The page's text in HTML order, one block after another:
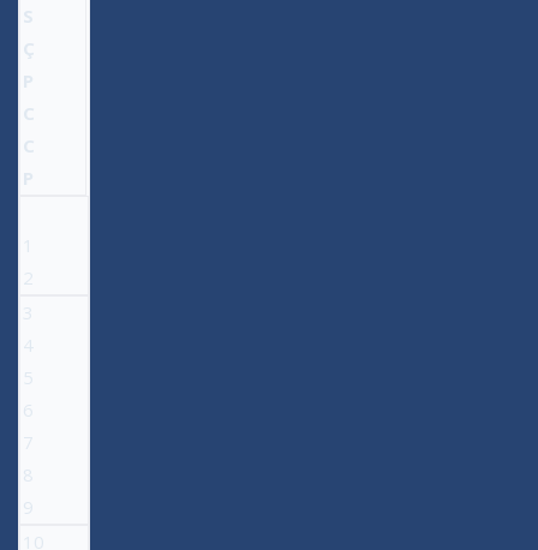
S
Ç
P
C
C
P
1
2
3
4
5
6
7
8
9
10